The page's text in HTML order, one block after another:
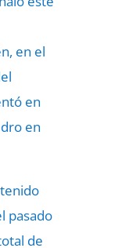
en el
en
en
pasado
de